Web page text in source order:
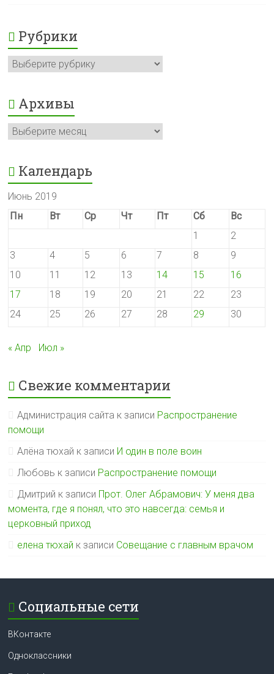
Рубрики
Рубрики
Архивы
Архивы
Календарь
Июнь 2019
Пн
Вт Ср Чт Пт Сб
Вс
1
2
3
4 5 6 7 8
9
10
11 12 13 14 15
16
17
18 19 20 21 22
23
24
25 26 27 28 29 30
« Апр Июл »
Свежие комментарии
Администрация сайта к записи Распространение
помощи
Алёна тюхай к записи И один в поле воин
Любовь к записи Распространение помощи
Дмитрий к записи Прот. Олег Абрамович: У меня два
момента, где я понял, что это навсегда: семья и
церковный приход
елена тюхай к записи Совещание с главным врачом
Социальные сети
ВКонтакте
Одноклассники